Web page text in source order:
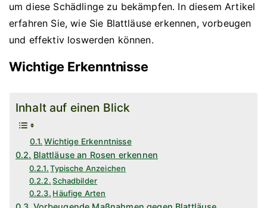
um diese Schädlinge zu bekämpfen. In diesem Artikel
erfahren Sie, wie Sie Blattläuse erkennen, vorbeugen
und effektiv loswerden können.
Wichtige Erkenntnisse
Inhalt auf einen Blick
Wichtige Erkenntnisse
Blattläuse an Rosen erkennen
Typische Anzeichen
Schadbilder
Häufige Arten